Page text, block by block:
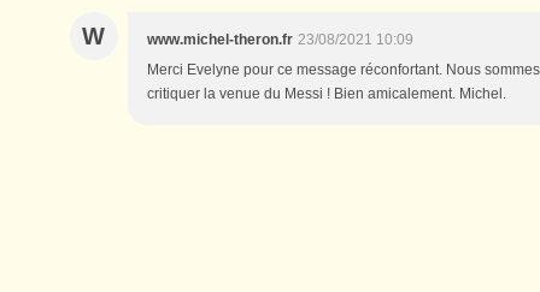
W www.michel-theron.fr 23/08/2021 10:09
Merci Evelyne pour ce message réconfortant. Nous
critiquer la venue du Messi ! Bien amicalement. Michel.